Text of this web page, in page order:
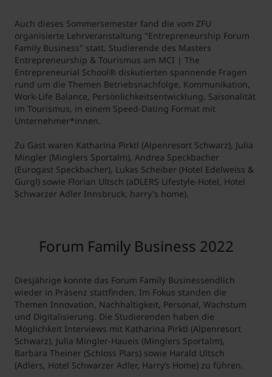
Auch dieses Sommersemester fand die vom ZFU
organisierte Lehrveranstaltung "Entrepreneurship Forum
Family Business" statt. Studierende des Masters
Entrepreneurship & Tourismus am MCI | The
Entrepreneurial School® diskutierten spannende Fragen
rund um die Themen Betriebsnachfolge, Kommunikation,
Work-Life Balance, Persönlichkeitsentwicklung, Saisonalität
im Tourismus, in einem Speed-Dating Format mit
Unternehmer*innen.
Zu Gast waren Katharina Pirktl (Alpenresort Schwarz), Julia
Mingler (Minglers Sportalm), Andrea Speckbacher
(Eurogast Speckbacher), Lukas Scheiber (Hotel Edelweiss &
Gurgl) sowie Florian Ultsch (aDLERS Lifestyle-Hotel, Hotel
Schwarzer Adler Innsbruck, harry's home).
Forum Family Business 2022
Diesjährige konnte das Forum Family Businessendlich
wieder in Präsenz stattfinden. Im Fokus standen die
Themen Innovation, Nachhaltigkeit, Personal, Wachstum
und Digitalisierung. Die Studierenden haben die
Möglichkeit Interviews mit Katharina Pirktl (Alpenresort
Schwarz), Julia Mingler-Haueis (Minglers Sportalm),
Barbara Theiner (Schloss Plars) sowie Harald Ultsch
(Adlers, Hotel Schwarzer Adler, Harry‘s Home) zu führen.